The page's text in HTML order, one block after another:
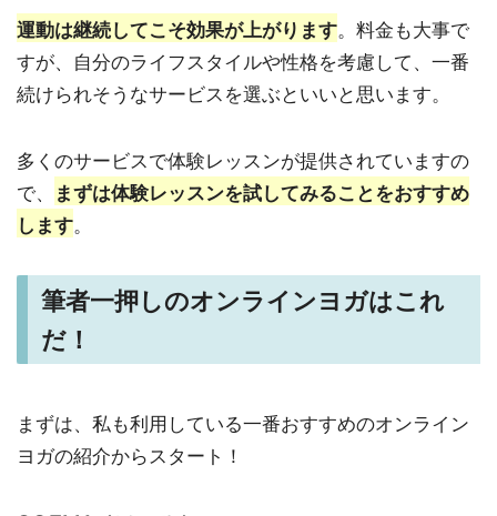
運動は継続してこそ効果が上がります。料金も大事で
すが、自分のライフスタイルや性格を考慮して、一番
続けられそうなサービスを選ぶといいと思います。
多くのサービスで体験レッスンが提供されていますの
で、
まずは体験レッスンを試してみることをおすすめ
します。
筆者一押しのオンラインヨガはこれ
だ！
まずは、私も利用している一番おすすめのオンライン
ヨガの紹介からスタート！